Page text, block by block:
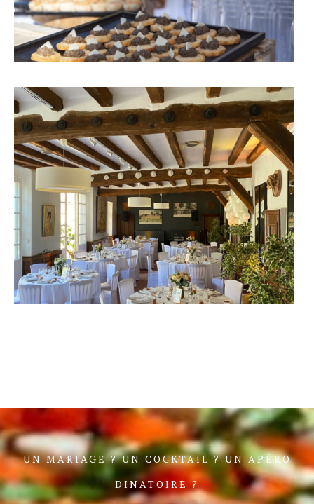
UN MARIAGE ? UN COCKTAIL ? UN APÉRO
DINATOIRE ?